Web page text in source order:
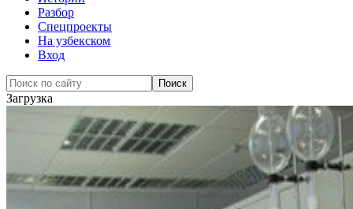
Разбор
Спецпроекты
На узбекском
Вход
Загрузка